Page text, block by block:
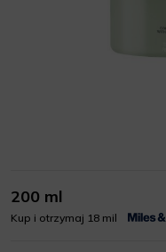
200 ml
Kup i otrzymaj 18 mil